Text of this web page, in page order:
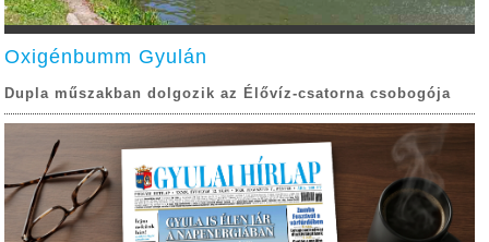
Oxigénbumm Gyulán
Dupla műszakban dolgozik az Élővíz-csatorna csobogója